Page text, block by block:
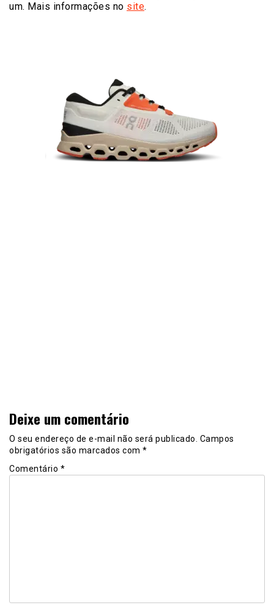
um. Mais informações no site.
Deixe um comentário
O seu endereço de e-mail não será publicado. Campos
obrigatórios são marcados com *
Comentário *